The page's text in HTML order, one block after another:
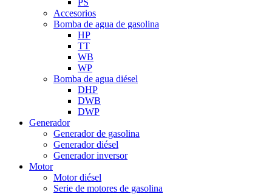
Accesorios
Bomba de agua de gasolina
HP
TT
WB
WP
Bomba de agua diésel
DHP
DWB
DWP
Generador
Generador de gasolina
Generador diésel
Generador inversor
Motor
Motor diésel
Serie de motores de gasolina